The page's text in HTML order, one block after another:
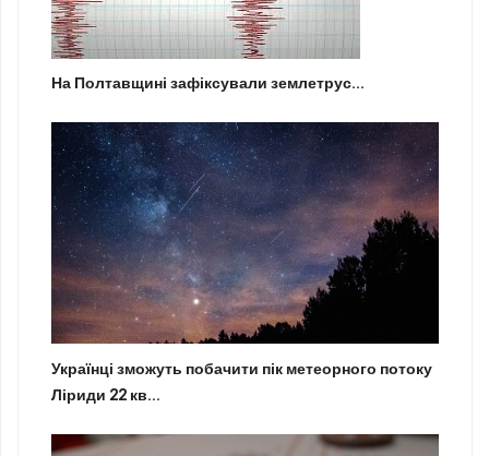
На Полтавщині зафіксували землетрус...
Українці зможуть побачити пік метеорного потоку
Ліриди 22 кв...